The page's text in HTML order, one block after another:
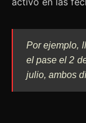
Por ejemplo,
el pase el 2
julio, ambos